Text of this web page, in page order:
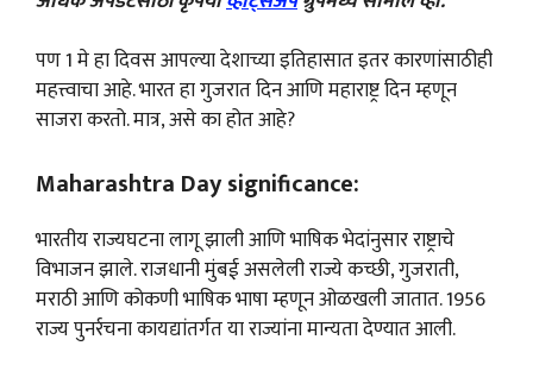
पण 1 मे हा दिवस आपल्या देशाच्या इतिहासात इतर कारणांसाठीही
महत्त्वाचा आहे. भारत हा गुजरात दिन आणि महाराष्ट्र दिन म्हणून
साजरा करतो. मात्र, असे का होत आहे?
Maharashtra Day significance:
भारतीय राज्यघटना लागू झाली आणि भाषिक भेदांनुसार राष्ट्राचे
विभाजन झाले. राजधानी मुंबई असलेली राज्ये कच्छी, गुजराती,
मराठी आणि कोकणी भाषिक भाषा म्हणून ओळखली जातात. 1956
राज्य पुनर्रचना कायद्यांतर्गत या राज्यांना मान्यता देण्यात आली.